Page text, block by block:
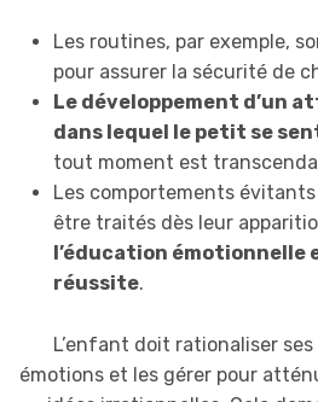
Les routines, par exemple,
pour assurer la sécurité de
Le développement d’un
dans lequel le petit se
tout moment est
Les comportements
être traités dès leur
l’éducation émotionnelle
réussite.
L’enfant doit rationaliser
émotions et les gérer pour